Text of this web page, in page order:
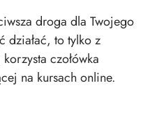
droga dla Twojego
działać, to tylko z
czołówka
na kursach online.